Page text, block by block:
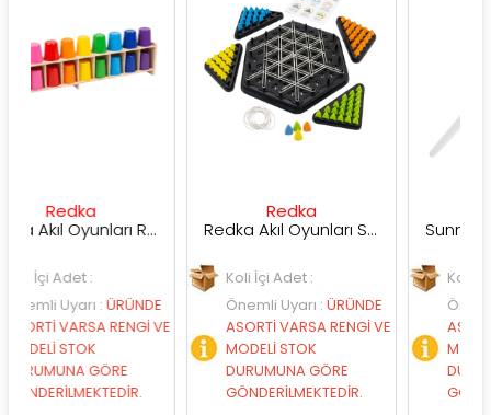
Redka Akıl Oyunları Renk Dedektifi Oyunu
:ÜRÜNDE
RENGİ VE
GÖRE
Redka Akıl Oyunları Strateji Üçgeni Oyunu
Koli İçi Adet :
Önemli Uyarı:ÜRÜNDE
ASORTİ VARSA RENGİ VE
MODELİ STOK
DURUMUNA GÖRE
GÖNDERİLMEKTEDİR.
Koli İçi Adet :
Önemli Uyarı
ASORTİ VARSA
MODELİ STOK
DURUMUNA